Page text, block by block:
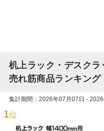
机上ラック・デスク
売れ筋商品ランキング
集計期間：2026年07月07日 -
1位